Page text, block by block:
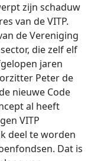
zijn schaduw
van de VITP.
de Vereniging
die zelf elf
jaren
Peter de
nieuwe Code
al heeft
VITP
deel te worden
Dat is